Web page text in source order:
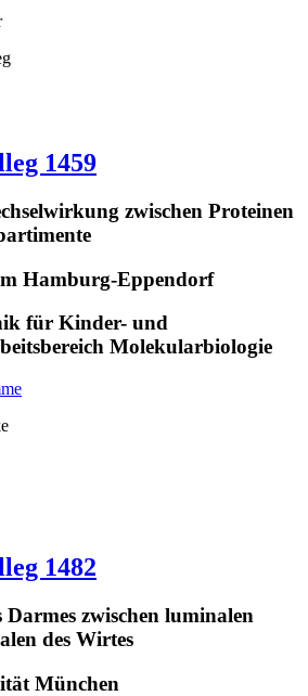
1459
zwischen Proteinen
Hamburg-Eppendorf
für Kinder- und
Molekularbiologie
1482
zwischen luminalen
des Wirtes
München